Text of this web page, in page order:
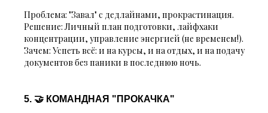
Проблема: "Завал" с дедлайнами, прокрастинация.
Решение:Личный план подготовки, лайфхаки
концентрации, управление энергией (не временем!).
Зачем: Успеть всё: и на курсы, и на отдых, и на подачу
документов без паники в последнюю ночь.
5. 🤝 КОМАНДНАЯ "ПРОКАЧКА"